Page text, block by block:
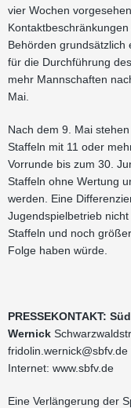
vier Wochen
Behörden grundsätzlich
für die Durchführung
mehr Mannschaften
Mai.
Nach dem 9. Mai
Staffeln mit 11 oder
Vorrunde bis zum 30.
Staffeln ohne Wertung
werden. Eine
Jugendspielbetrieb
Staffeln und noch
Folge haben würde.
PRESSEKONTAKT:
Wernick
fridolin.wernick@sbfv.de
Internet: www.sbfv.de
Eine Verlängerung der